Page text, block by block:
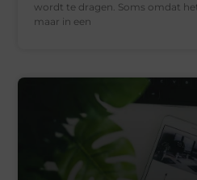
wordt te dragen. Soms omdat
maar in een